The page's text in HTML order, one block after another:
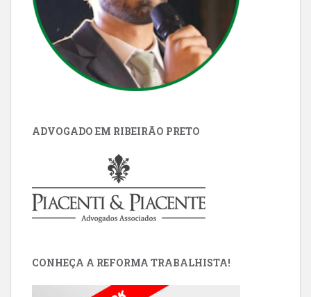
ADVOGADO EM RIBEIRÃO PRETO
CONHEÇA A REFORMA TRABALHISTA!